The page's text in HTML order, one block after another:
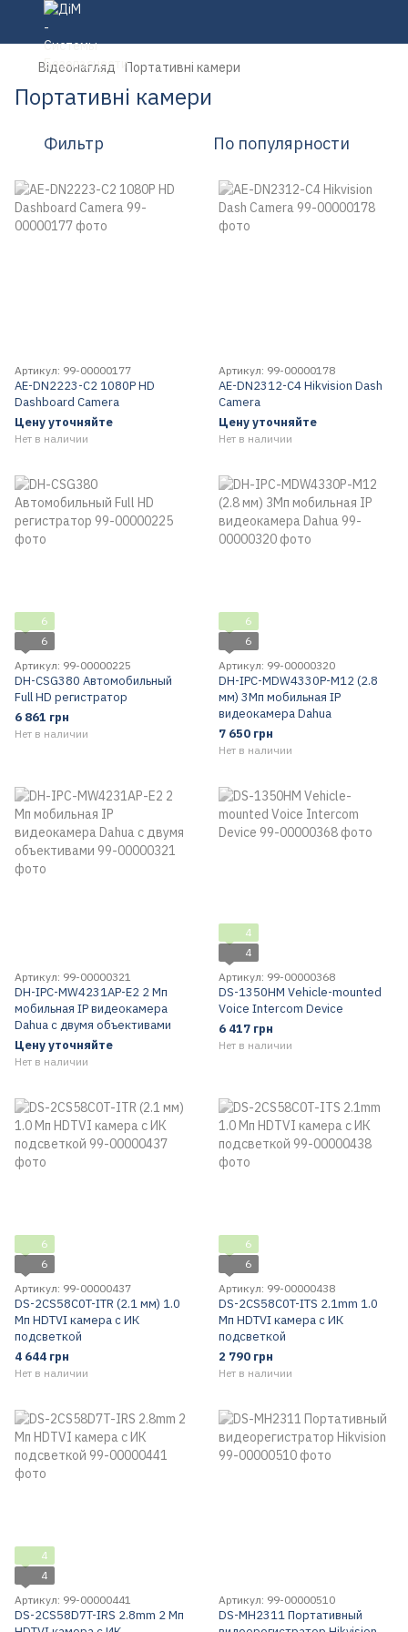
Відеонагляд Портативні камери
Портативні камери
Фильтр По популярности
Артикул: 99-00000177
AE-DN2223-C2 1080P HD
Dashboard Camera
Цену уточняйте
Нет в наличии
Артикул: 99-00000178
AE-DN2312-C4 Hikvision Dash
Camera
Цену уточняйте
Нет в наличии
6
6
Артикул: 99-00000225
DH-CSG380 Автомобильный
Full HD регистратор
6 861 грн
Нет в наличии
6
6
Артикул: 99-00000320
DH-IPC-MDW4330P-M12 (2.8
мм) 3Мп мобильная IP
видеокамера Dahua
7 650 грн
Нет в наличии
Артикул: 99-00000321
DH-IPC-MW4231AP-E2 2 Мп
мобильная IP видеокамера
Dahua c двумя объективами
Цену уточняйте
Нет в наличии
4
4
Артикул: 99-00000368
DS-1350HM Vehicle-mounted
Voice Intercom Device
6 417 грн
Нет в наличии
6
6
Артикул: 99-00000437
DS-2CS58C0T-ITR (2.1 мм) 1.0
Мп HDTVI камера с ИК
подсветкой
4 644 грн
Нет в наличии
6
6
Артикул: 99-00000438
DS-2CS58C0T-ITS 2.1mm 1.0
Мп HDTVI камера с ИК
подсветкой
2 790 грн
Нет в наличии
4
4
Артикул: 99-00000441
DS-2CS58D7T-IRS 2.8mm 2 Мп
Артикул: 99-00000510
DS-MH2311 Портативный